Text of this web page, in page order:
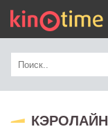
КЭРОЛАЙН